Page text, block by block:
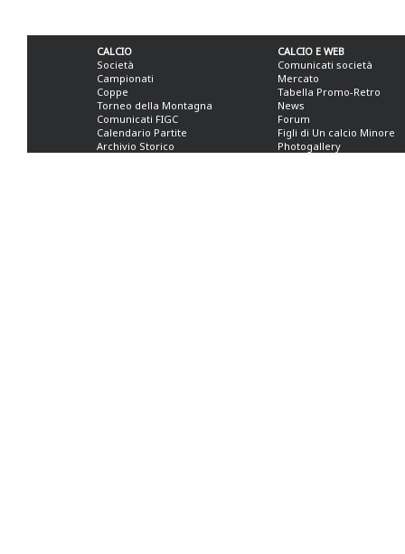
CALCIO
Società
Campionati
Coppe
Torneo della Montagna
Comunicati FIGC
Calendario Partite
Archivio Storico
CALCIO E WEB
Comunicati società
Mercato
Tabella Promo-Retro
News
Forum
Figli di Un calcio Minore
Photogallery